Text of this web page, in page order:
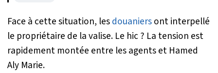
Face à cette situation, lesdouaniersont interpellé
le propriétaire de la valise. Le hic ? La tension est
rapidement montée entre les agents et Hamed
Aly Marie.